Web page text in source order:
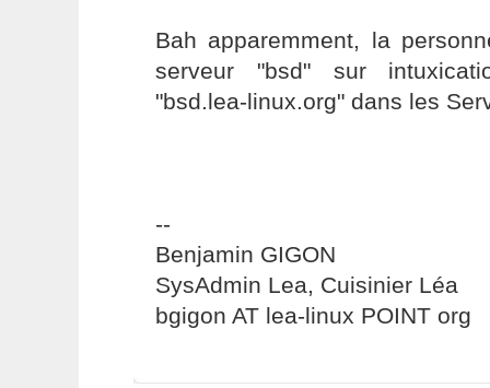
Bah apparemment, la
serveur "bsd" sur
"bsd.lea-linux.org" dans les
--
Benjamin GIGON
SysAdmin Lea, Cuisinier Léa
bgigon AT lea-linux POINT org